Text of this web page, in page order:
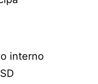
interno